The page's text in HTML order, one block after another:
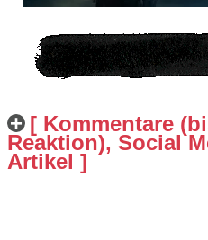
[ Kommentare
Reaktion), Social
Artikel ]